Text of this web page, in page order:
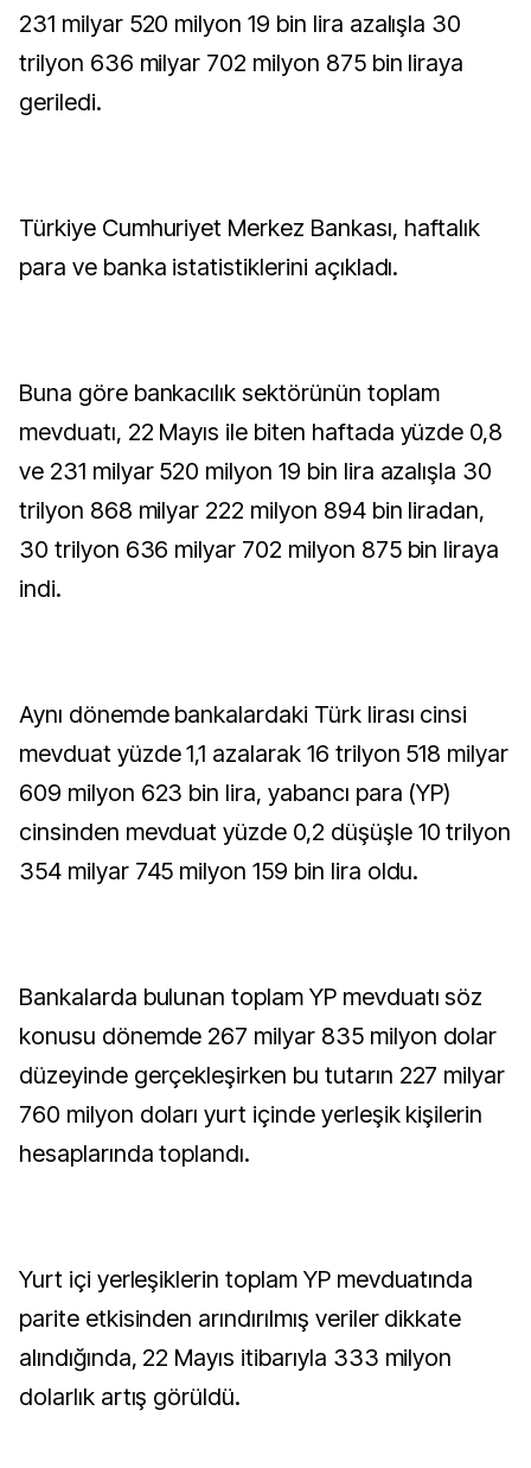
231 milyar 520 milyon 19 bin lira azalışla 30
trilyon 636 milyar 702 milyon 875 bin liraya
geriledi.
Türkiye Cumhuriyet Merkez Bankası, haftalık
para ve banka istatistiklerini açıkladı.
Buna göre bankacılık sektörünün toplam
mevduatı, 22 Mayıs ile biten haftada yüzde 0,8
ve 231 milyar 520 milyon 19 bin lira azalışla 30
trilyon 868 milyar 222 milyon 894 bin liradan,
30 trilyon 636 milyar 702 milyon 875 bin liraya
indi.
Aynı dönemde bankalardaki Türk lirası cinsi
mevduat yüzde 1,1 azalarak 16 trilyon 518 milyar
609 milyon 623 bin lira, yabancı para (YP)
cinsinden mevduat yüzde 0,2 düşüşle 10 trilyon
354 milyar 745 milyon 159 bin lira oldu.
Bankalarda bulunan toplam YP mevduatı söz
konusu dönemde 267 milyar 835 milyon dolar
düzeyinde gerçekleşirken bu tutarın 227 milyar
760 milyon doları yurt içinde yerleşik kişilerin
hesaplarında toplandı.
Yurt içi yerleşiklerin toplam YP mevduatında
parite etkisinden arındırılmış veriler dikkate
alındığında, 22 Mayıs itibarıyla 333 milyon
dolarlık artış görüldü.